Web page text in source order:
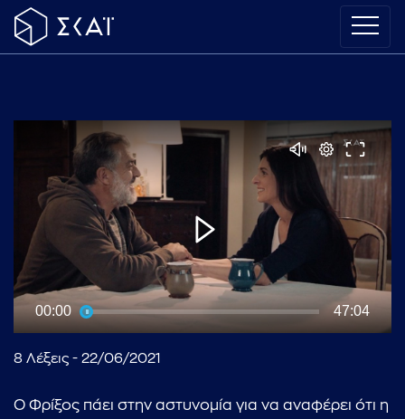
00:00 47:04
8 Λέξεις - 22/06/2021
Ο Φρίξος πάει στην αστυνομία για να αναφέρει ότι η